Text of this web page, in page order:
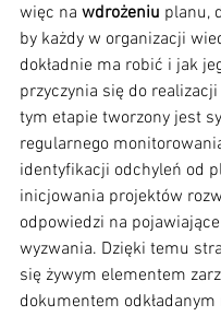
więc na wdrożeniu planu,
by każdy w organizacji
dokładnie ma robić i jak
przyczynia się do
tym etapie tworzony jest
regularnego
identyfikacji odchyleń od
inicjowania projektów
odpowiedzi na
wyzwania. Dzięki temu
się żywym elementem
dokumentem odkładanym